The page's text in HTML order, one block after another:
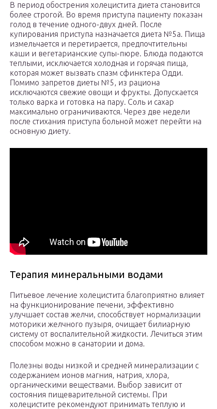
В период обострения холецистита диета становится
более строгой. Во время приступа пациенту показан
голод в течение одного-двух дней. После
купирования приступа назначается диета №5а. Пища
измельчается и перетирается, предпочтительны
каши и вегетарианские супы-пюре. Блюда подаются
теплыми, исключается холодная и горячая пища,
которая может вызвать спазм сфинктера Одди.
Помимо запретов диеты №5, из рациона
исключаются свежие овощи и фрукты. Допускается
только варка и готовка на пару. Соль и сахар
максимально ограничиваются. Через две недели
после стихания приступа больной может перейти на
основную диету.
Терапия минеральными водами
Питьевое лечение холецистита благоприятно влияет
на функционирование печени, эффективно
улучшает состав желчи, способствует нормализации
моторики желчного пузыря, очищает билиарную
систему от воспалительной жидкости. Лечиться этим
способом можно в санатории и дома.
Полезны воды низкой и средней минерализации с
содержанием ионов магния, натрия, хлора,
органическими веществами. Выбор зависит от
состояния пищеварительной системы. При
холецистите рекомендуют принимать теплую и